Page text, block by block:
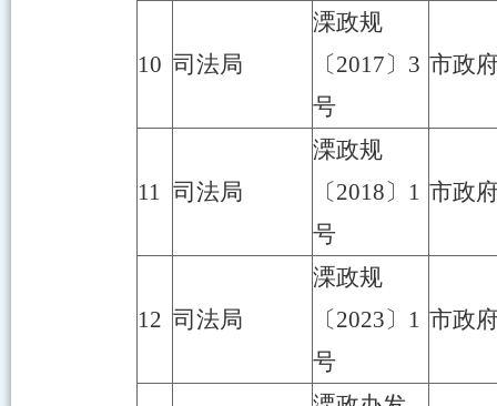
10 司法局
溧政规
〔2017〕3
号
市政
11 司法局
溧政规
〔2018〕1
号
市政
12 司法局
溧政规
〔2023〕1
号
市政